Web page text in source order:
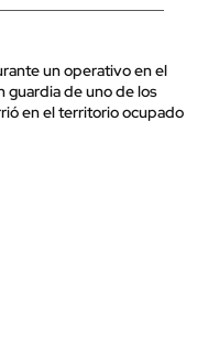
un operativo en el
guardia de uno de los
en el territorio ocupado